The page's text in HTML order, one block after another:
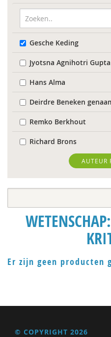
Gesche Keding
Jyotsna Agnihotri Gupta
Hans Alma
Deirdre Beneken
Remko Berkhout
Richard Brons
Ria Brouwers
Laura Capitaine
Bram De Jonge
Trudy Dehue
AUTEUR
Er zijn geen producten
© COPYRIGHT 2026